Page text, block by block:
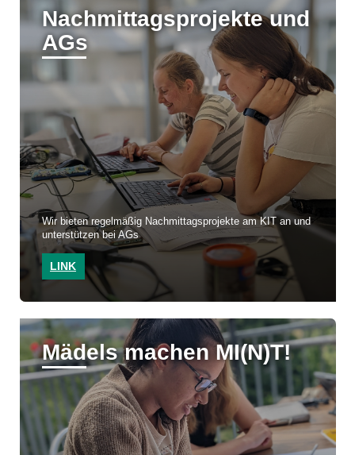
Nachmittagsprojekte und
AGs
Wir bieten regelmäßig Nachmittagsprojekte am KIT an und
unterstützen bei AGs
LINK
Mädels machen MI(N)T!